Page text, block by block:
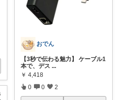
おでん
【3秒で伝わる魅力】 ケーブル1
本で、デス ...
￥ 4,418
0 0 2